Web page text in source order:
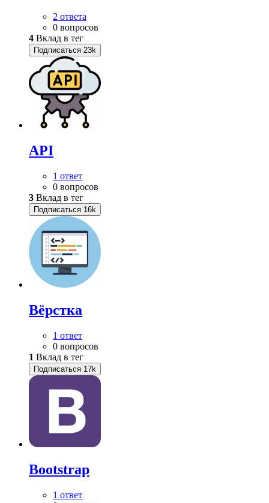
2 ответа
0 вопросов
4 Вклад в тег
Подписаться 23k
API
1 ответ
0 вопросов
3 Вклад в тег
Подписаться 16k
Вёрстка
1 ответ
0 вопросов
1 Вклад в тег
Подписаться 17k
Bootstrap
1 ответ